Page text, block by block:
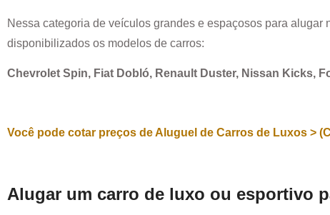
Nessa categoria de veículos grandes e espaçosos para alugar
disponibilizados os modelos de carros:
Chevrolet Spin, Fiat Dobló, Renault Duster, Nissan Kicks,
Você pode cotar preços de Aluguel de Carros de Luxos >
Alugar um carro de luxo ou esportivo